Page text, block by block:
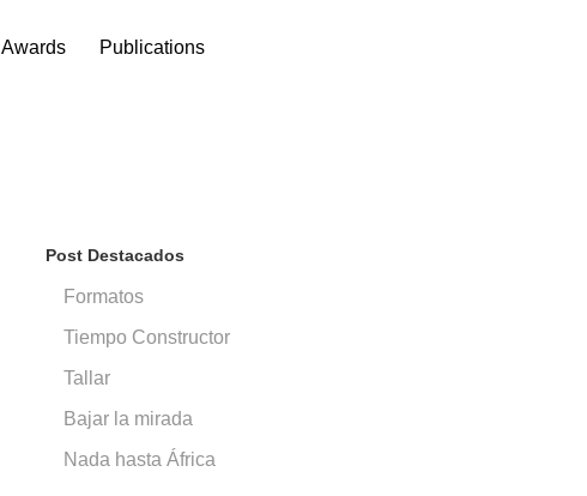
Awards Publications
Post Destacados
Formatos
Tiempo Constructor
Tallar
Bajar la mirada
Nada hasta África